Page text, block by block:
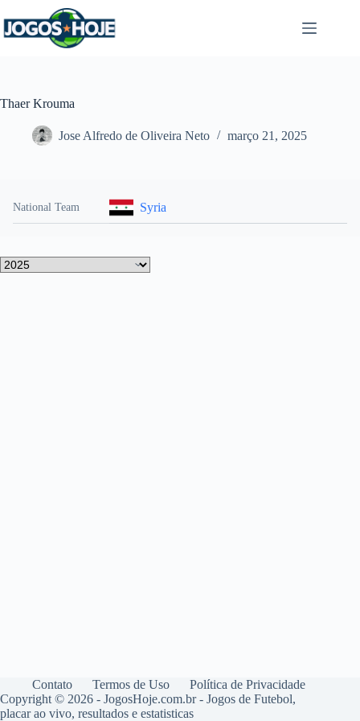
para
o
Thaer Krouma
Jose Alfredo de Oliveira Neto março 21, 2025
National Team Syria
Contato Termos de Uso
Política de Privacidade
Copyright © 2026 - JogosHoje.com.br - Jogos de Futebol,
placar ao vivo, resultados e estatisticas